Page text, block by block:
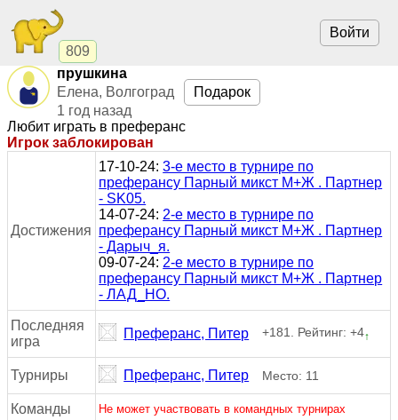
809
Войти
прушкина
Елена, Волгоград
1 год назад
Подарок
Любит играть в преферанс
Игрок заблокирован
Достижения
17-10-24:3-е место в турнире по
преферансу Парный микст М+Ж . Партнер
- SK05.
14-07-24: 2-е место в турнире по
преферансу Парный микст М+Ж . Партнер
- Дарыч_я.
09-07-24: 2-е место в турнире по
преферансу Парный микст М+Ж . Партнер
- ЛАД_НО.
Последняя
игра
Преферанс, Питер +181. Рейтинг: +4↑
Турниры Преферанс, Питер Место: 11
Команды Не может участвовать в командных турнирах